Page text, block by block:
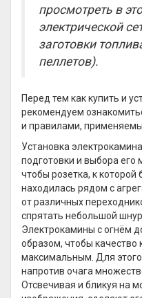
просмотреть в
электрической
заготовки
пеллетов).
Перед тем как купить и
рекомендуем
и правилами,
Установка
подготовки и выбора
чтобы розетка, к которой
находилась рядом с
от различных
спрятать небольшой
Электрокамины с огнём
образом, чтобы качество
максимальным. Для
напротив очага
Отсвечивая и бликуя на